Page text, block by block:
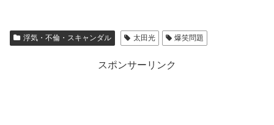
浮気・不倫・スキャンダル 太田光 爆笑問題
スポンサーリンク